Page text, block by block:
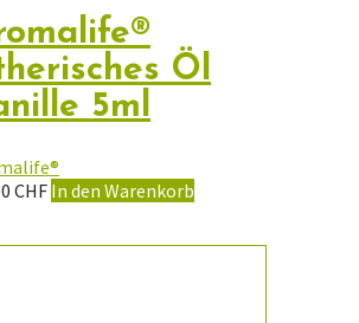
Öl
5ml
CHF In den Warenkorb